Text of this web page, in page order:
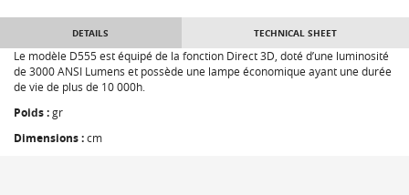
DETAILS TECHNICAL SHEET
Le modèle D555 est équipé de la fonction Direct 3D, doté d’une luminosité
de 3000 ANSI Lumens et possède une lampe économique ayant une durée
de vie de plus de 10 000h.
Poids :gr
Dimensions :cm